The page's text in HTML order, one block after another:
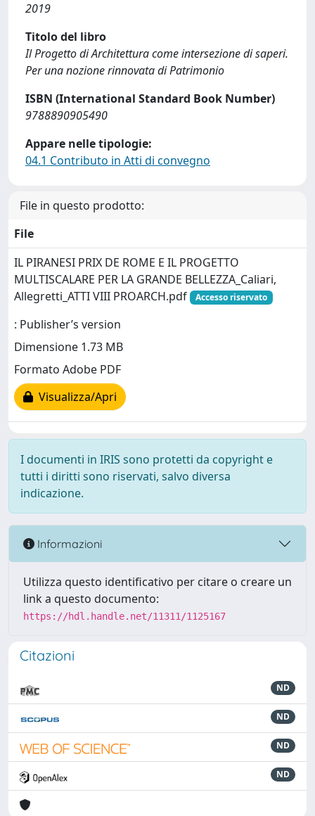
2019
Titolo del libro
Il Progetto di Architettura come intersezione di saperi.
Per una nozione rinnovata di Patrimonio
ISBN (International Standard Book Number)
9788890905490
Appare nelle tipologie:
04.1 Contributo in Atti di convegno
File in questo prodotto:
File
IL PIRANESI PRIX DE ROME E IL PROGETTO
MULTISCALARE PER LA GRANDE BELLEZZA_Caliari,
Allegretti_ATTI VIII PROARCH.pdf
Accesso riservato
: Publisher’s version
Dimensione 1.73 MB
Formato Adobe PDF
Visualizza/Apri
I documenti in IRIS sono protetti da copyright e
tutti i diritti sono riservati, salvo diversa
indicazione.
Informazioni
Utilizza questo identificativo per citare o creare un
link a questo documento:
https://hdl.handle.net/11311/1125167
Citazioni
ND
ND
ND
ND